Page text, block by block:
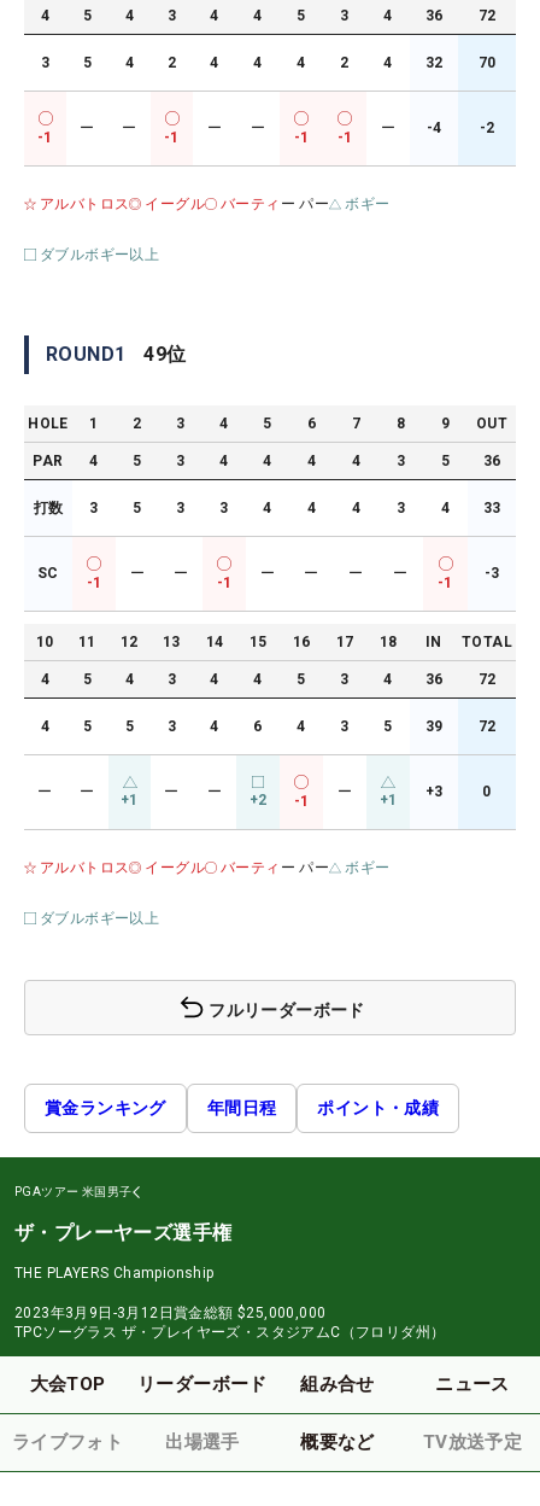
4 5 4 3 4 4 5 3 4 36 72
3 5 4 2 4 4 4 2 4 32 70
-1
ー ー
-1
ー ー
-1 -1
ー -4 -2
アルバトロス イーグル バーティ ー パー ボギー
ダブルボギー以上
ROUND1 49位
HOLE 1 2 3 4 5 6 7 8 9 OUT
PAR 4 5 3 4 4 4 4 3 5 36
打数 3 5 3 3 4 4 4 3 4 33
SC
-1
ー ー
-1
ー ー ー ー
-1
-3
10 11 12 13 14 15 16 17 18 IN TOTAL
4 5 4 3 4 4 5 3 4 36 72
4 5 5 3 4 6 4 3 5 39 72
ー ー +1 ー ー +2 -1
ー +1 +3 0
アルバトロス イーグル バーティ ー パー ボギー
ダブルボギー以上
フルリーダーボード
賞金ランキング 年間日程 ポイント・成績
PGAツアー 米国男子
ザ・プレーヤーズ選手権
THE PLAYERS Championship
2023年3月9日-3月12日賞金総額 $25,000,000
TPCソーグラス ザ・プレイヤーズ・スタジアムC（フロリダ州）
大会TOP リーダーボード 組み合せ ニュース
ライブフォト 出場選手 概要など TV放送予定